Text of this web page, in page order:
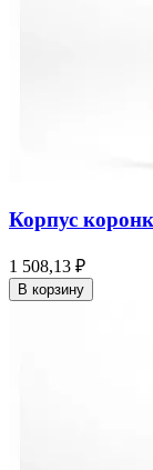
Корпус
1 508,13 ₽
В корзину